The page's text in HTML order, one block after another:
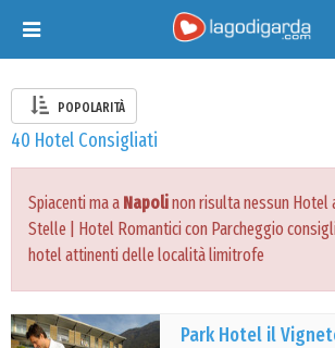
Toggle
navigation
POPOLARITÀ
40 Hotel Consigliati
Spiacenti ma a Napolinon risulta nessun Hotel
Stelle | Hotel Romantici con Parcheggio
hotel attinenti delle località limitrofe
Park Hotel il